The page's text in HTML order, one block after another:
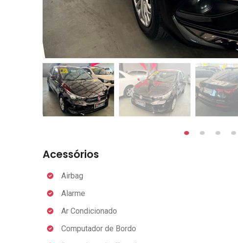
Acessórios
Airbag
Alarme
Ar Condicionado
Computador de Bordo